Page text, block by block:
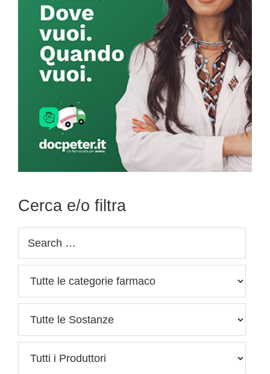
Cerca e/o filtra